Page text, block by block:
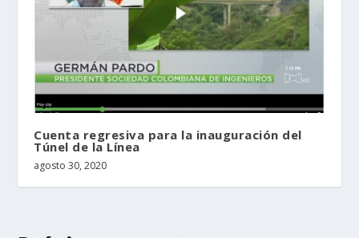
Cuenta regresiva para la inauguración del
Túnel de la Línea
agosto 30, 2020